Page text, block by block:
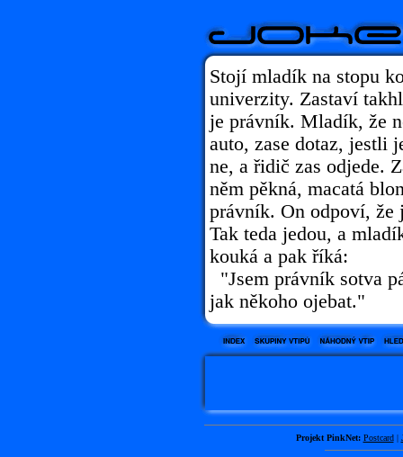
Stojí mladík na stopu
univerzity. Zastaví
je právník. Mladík, že
auto, zase dotaz, jestli
ne, a řidič zas odjede.
něm pěkná, macatá
právník. On odpoví, že
Tak teda jedou, a
kouká a pak říká:
"Jsem právník sotva
jak někoho ojebat."
Projekt PinkNet: Postcard|